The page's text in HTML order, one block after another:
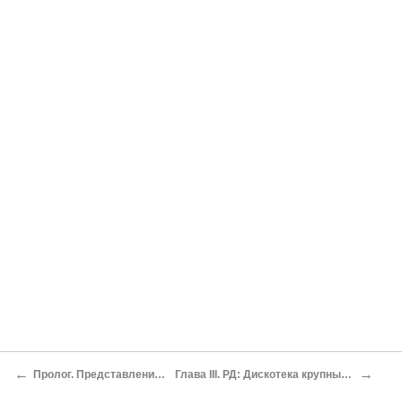
← Пролог. Представление героя. Глава III. РД: Дискотека крупным планом. →